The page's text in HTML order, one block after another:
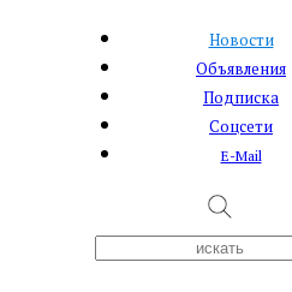
Новости
Объявления
Подписка
Соцсети
E-Mail